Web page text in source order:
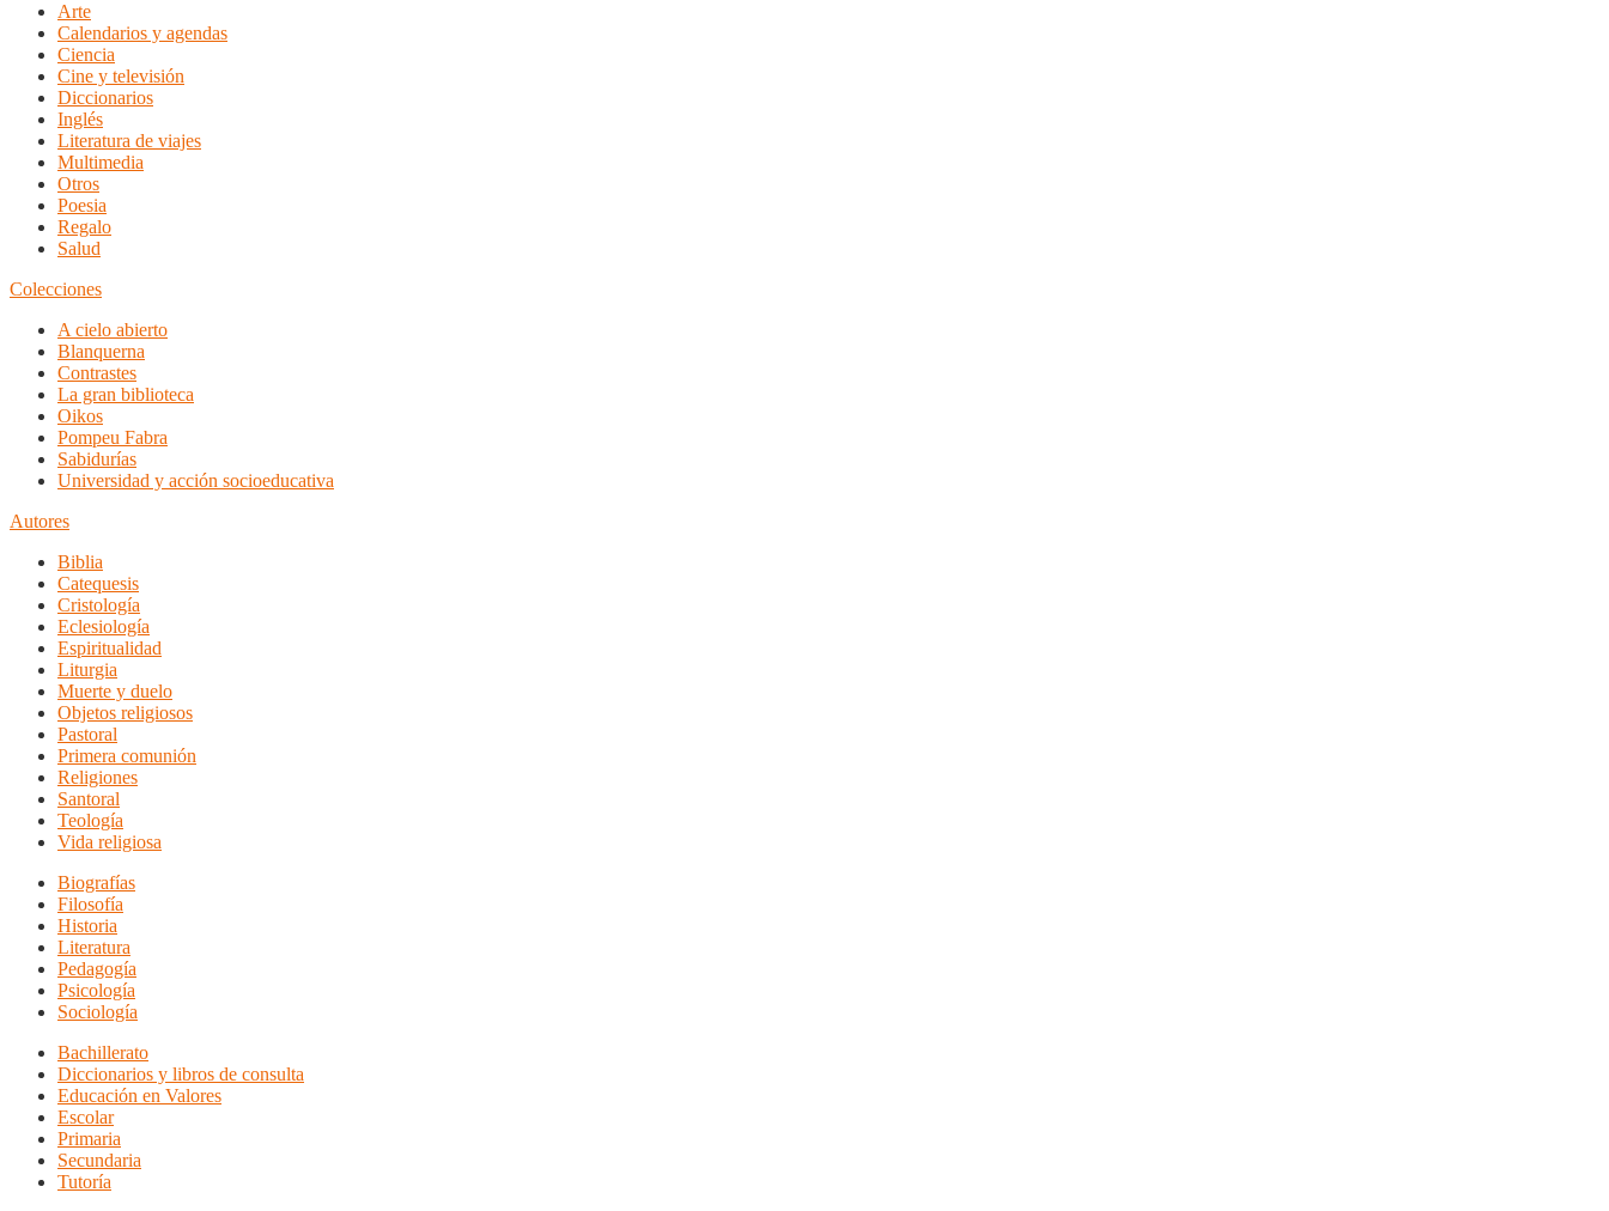
Arte
Calendarios y agendas
Ciencia
Cine y televisión
Diccionarios
Inglés
Literatura de viajes
Multimedia
Otros
Poesia
Regalo
Salud
Colecciones
A cielo abierto
Blanquerna
Contrastes
La gran biblioteca
Oikos
Pompeu Fabra
Sabidurías
Universidad y acción socioeducativa
Autores
Biblia
Catequesis
Cristología
Eclesiología
Espiritualidad
Liturgia
Muerte y duelo
Objetos religiosos
Pastoral
Primera comunión
Religiones
Santoral
Teología
Vida religiosa
Biografías
Filosofía
Historia
Literatura
Pedagogía
Psicología
Sociología
Bachillerato
Diccionarios y libros de consulta
Educación en Valores
Escolar
Primaria
Secundaria
Tutoría